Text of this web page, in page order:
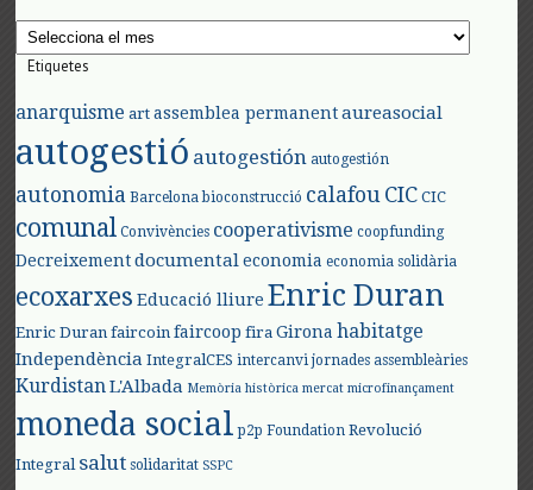
Arxius
Etiquetes
anarquisme art assemblea permanent aureasocial
autogestió autogestión autogestión
autonomia Barcelona bioconstrucció calafouCIC CIC
comunal Convivències cooperativisme coopfunding
Decreixement documental economia economia solidària
ecoxarxes Educació lliure Enric Duran
Enric Duran faircoin faircoop fira Girona habitatge
Independència IntegralCES intercanvi jornades assembleàries
KurdistanL'Albada Memòria històrica mercat microfinançament
moneda social p2p Foundation Revolució
Integral salut solidaritat SSPC